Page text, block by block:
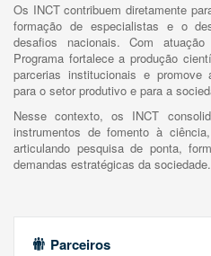
Os INCT contribuem diretamente
formação de especialistas e o
desafios nacionais. Com
Programa fortalece a produção
parcerias institucionais e promove
para o setor produtivo e para a
Nesse contexto, os INCT
instrumentos de fomento à
articulando pesquisa de ponta,
demandas estratégicas da sociedade.
Parceiros